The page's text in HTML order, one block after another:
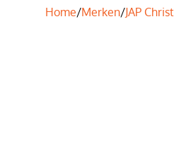
Home/Merken/JAP